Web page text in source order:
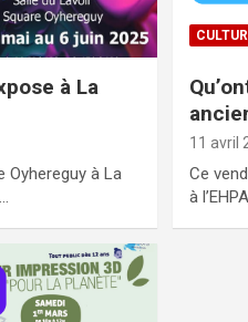
à La
Oyhereguy à La
11 avril
Ce
à